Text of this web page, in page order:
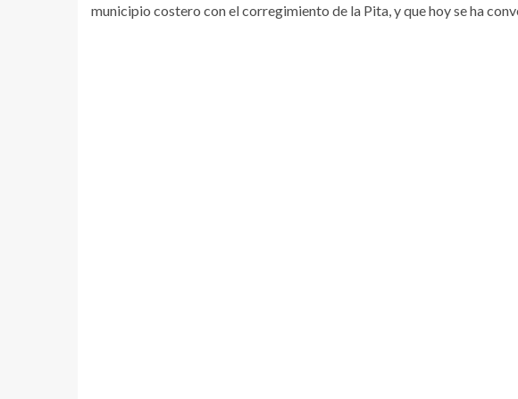
municipio costero con el corregimiento de la Pita, y que hoy se ha